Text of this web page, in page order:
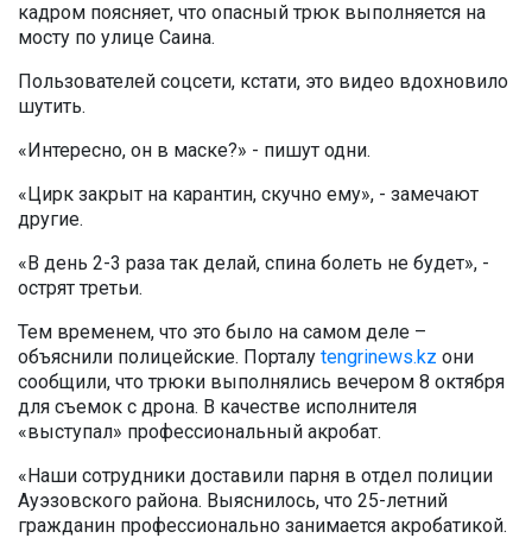
кадром поясняет, что опасный трюк выполняется на
мосту по улице Саина.
Пользователей соцсети, кстати, это видео вдохновило
шутить.
«Интересно, он в маске?» - пишут одни.
«Цирк закрыт на карантин, скучно ему», - замечают
другие.
«В день 2-3 раза так делай, спина болеть не будет», -
острят третьи.
Тем временем, что это было на самом деле –
объяснили полицейские. Порталу tengrinews.kz они
сообщили, что трюки выполнялись вечером 8 октября
для съемок с дрона. В качестве исполнителя
«выступал» профессиональный акробат.
«Наши сотрудники доставили парня в отдел полиции
Ауэзовского района. Выяснилось, что 25-летний
гражданин профессионально занимается акробатикой.